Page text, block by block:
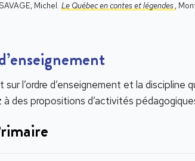
Michel. Le Québec en contes et légendes,
sur l’ordre d’enseignement et la discipline
à des propositions d’activités